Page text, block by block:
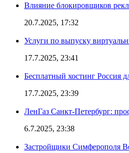
Влияние блокировщиков
20.7.2025, 17:32
Услуги по выпуску
17.7.2025, 23:41
Бесплатный хостинг Россия
17.7.2025, 23:39
ЛенГаз Санкт-Петербург:
6.7.2025, 23:38
Застройщики Симферополя